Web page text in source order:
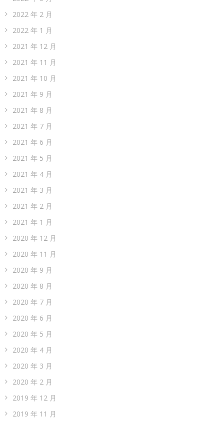
2022 年 2 月
2022 年 1 月
2021 年 12 月
2021 年 11 月
2021 年 10 月
2021 年 9 月
2021 年 8 月
2021 年 7 月
2021 年 6 月
2021 年 5 月
2021 年 4 月
2021 年 3 月
2021 年 2 月
2021 年 1 月
2020 年 12 月
2020 年 11 月
2020 年 9 月
2020 年 8 月
2020 年 7 月
2020 年 6 月
2020 年 5 月
2020 年 4 月
2020 年 3 月
2020 年 2 月
2019 年 12 月
2019 年 11 月